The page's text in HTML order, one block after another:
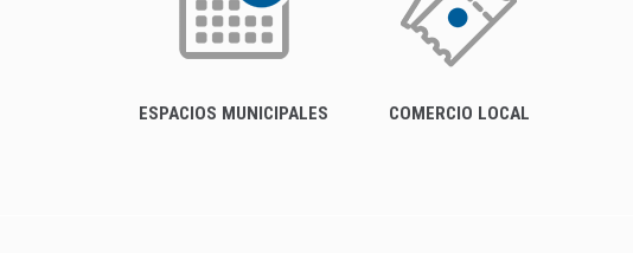
ESPACIOS MUNICIPALES COMERCIO LOCAL